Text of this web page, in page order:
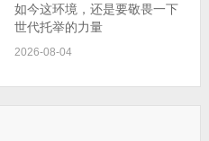
如今这环境，还是要敬畏一下
世代托举的力量
2026-08-04